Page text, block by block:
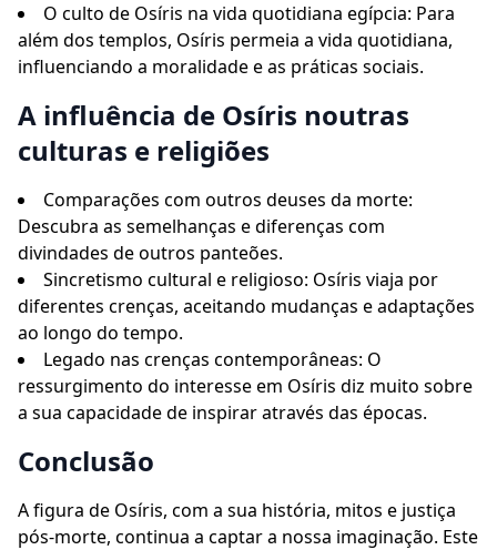
O culto de Osíris na vida quotidiana egípcia: Para
além dos templos, Osíris permeia a vida quotidiana,
influenciando a moralidade e as práticas sociais.
A influência de Osíris noutras
culturas e religiões
Comparações com outros deuses da morte:
Descubra as semelhanças e diferenças com
divindades de outros panteões.
Sincretismo cultural e religioso: Osíris viaja por
diferentes crenças, aceitando mudanças e adaptações
ao longo do tempo.
Legado nas crenças contemporâneas: O
ressurgimento do interesse em Osíris diz muito sobre
a sua capacidade de inspirar através das épocas.
Conclusão
A figura de Osíris, com a sua história, mitos e justiça
pós-morte, continua a captar a nossa imaginação. Este